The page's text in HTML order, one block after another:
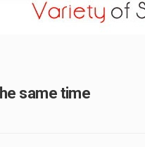
same time